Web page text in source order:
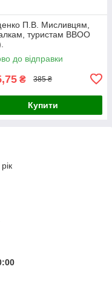
П.В. Мисливцям,
туристам ВВОО
до відправки
₴ 385 ₴
Купити